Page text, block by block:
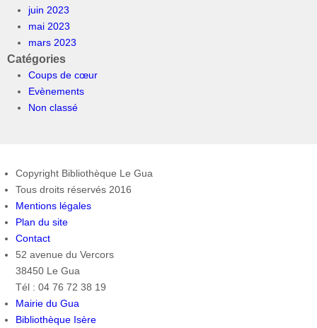
juin 2023
mai 2023
mars 2023
Catégories
Coups de cœur
Evènements
Non classé
Copyright Bibliothèque Le Gua
Tous droits réservés 2016
Mentions légales
Plan du site
Contact
52 avenue du Vercors
38450 Le Gua
Tél : 04 76 72 38 19
Mairie du Gua
Bibliothèque Isère